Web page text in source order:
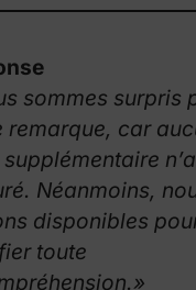
sommes surpris
remarque, car
Néanmoins,
disponibles
toute